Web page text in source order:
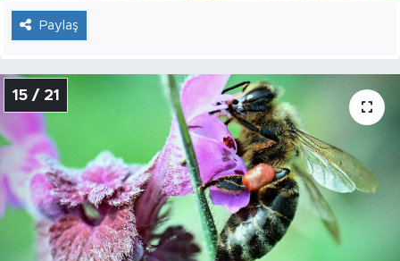
Paylaş
15 / 21